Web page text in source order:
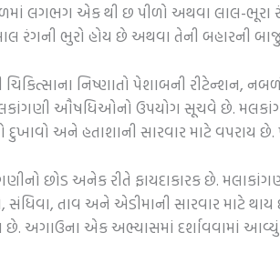
લગભગ એક થી છ પીળો અથવા લાલ-ભૂરા
રંગની ભુરો હોય છે અથવા તેની બહારની
ચિકિત્સાના નિષ્ણાતો પેશાબની રીટેન્શન,
ઔષધિઓનો ઉપયોગ સૂચવે છે.
દુખાવો અને હતાશાની સારવાર માટે વપરાય
છોડ અનેક રીતે ફાયદાકારક છે.
સંધિવા, તાવ અને એડીમાની સારવાર માટે
છે. અગાઉના એક અભ્યાસમાં દર્શાવવામાં